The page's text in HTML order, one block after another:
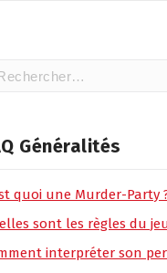
:
Généralités
quoi une Murder-Party
sont les règles du
interpréter son